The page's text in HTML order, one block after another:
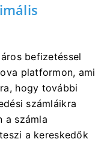
befizetéssel
platformon, ami
hogy további
számláikra
a számla
a kereskedők